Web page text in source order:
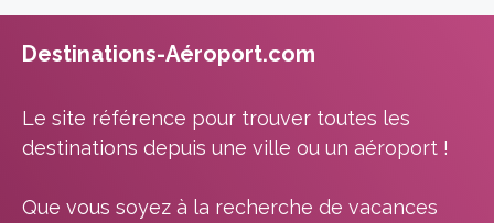
Destinations-Aéroport.com
Le site référence pour trouver toutes les
destinations depuis une ville ou un aéroport !
Que vous soyez à la recherche de vacances